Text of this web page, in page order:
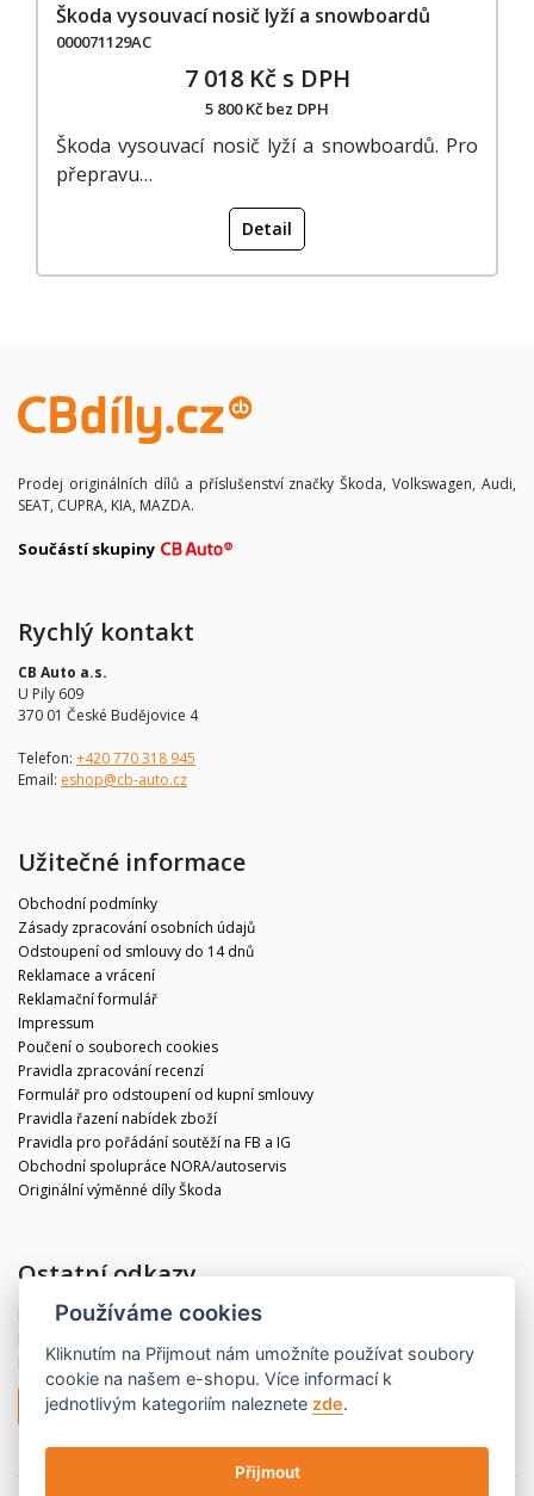
Škoda vysouvací nosič lyží a snowboardů
000071129AC
7 018 Kč s DPH
5 800 Kč bez DPH
Škoda vysouvací nosič lyží a snowboardů. Pro
přepravu…
Detail
Prodej originálních dílů a příslušenství značky Škoda, Volkswagen, Audi,
SEAT, CUPRA, KIA, MAZDA.
Součástí skupiny
Rychlý kontakt
CB Auto a.s.
U Pily 609
370 01 České Budějovice 4
Telefon: +420 770 318 945
Email: eshop@cb-auto.cz
Užitečné informace
Obchodní podmínky
Zásady zpracování osobních údajů
Odstoupení od smlouvy do 14 dnů
Reklamace a vrácení
Reklamační formulář
Impressum
Poučení o souborech cookies
Pravidla zpracování recenzí
Formulář pro odstoupení od kupní smlouvy
Pravidla řazení nabídek zboží
Pravidla pro pořádání soutěží na FB a IG
Obchodní spolupráce NORA/autoservis
Originální výměnné díly Škoda
Ostatní odkazy
Blog
Partneři
Odstoupit od smlouvy
Používáme cookies
Kliknutím na Přijmout nám umožníte používat soubory
cookie na našem e-shopu. Více informací k
jednotlivým kategoriím naleznete zde.
Přijmout